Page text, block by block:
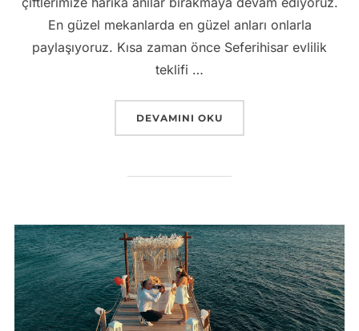
En güzel mekanlarda en güzel anları onlarla
paylaşıyoruz. Kısa zaman önce Seferihisar evlilik
teklifi …
“DENIZ KIYISINDA GÜN BATIMINDA
DEVAMINI OKU